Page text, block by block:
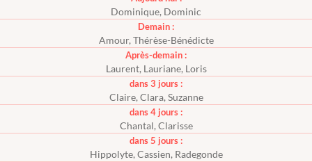
Dominique, Dominic
Demain :
Amour, Thérèse-Bénédicte
Après-demain :
Laurent, Lauriane, Loris
dans 3 jours :
Claire, Clara, Suzanne
dans 4 jours :
Chantal, Clarisse
dans 5 jours :
Hippolyte, Cassien, Radegonde